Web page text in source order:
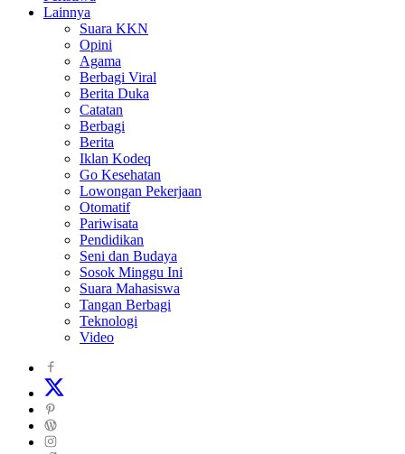
Lainnya
Suara KKN
Opini
Agama
Berbagi Viral
Berita Duka
Catatan
Berbagi
Berita
Iklan Kodeq
Go Kesehatan
Lowongan Pekerjaan
Otomatif
Pariwisata
Pendidikan
Seni dan Budaya
Sosok Minggu Ini
Suara Mahasiswa
Tangan Berbagi
Teknologi
Video